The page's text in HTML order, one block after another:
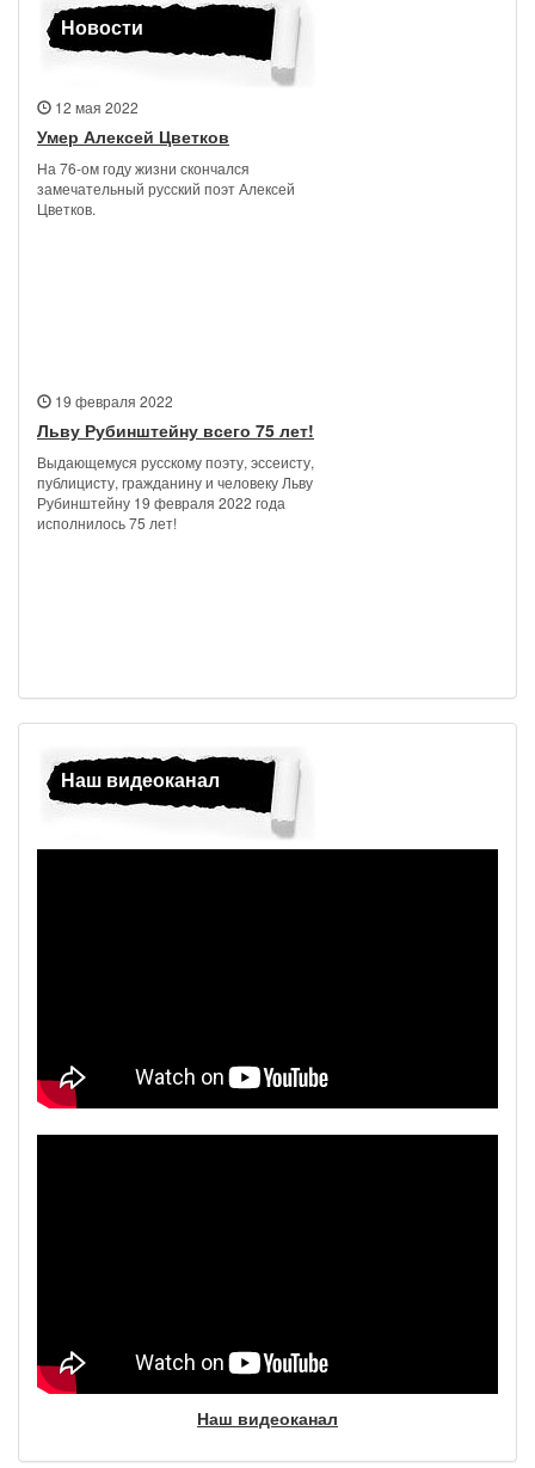
Новости
12 мая 2022
Умер Алексей Цветков
На 76-ом году жизни скончался
замечательный русский поэт Алексей
Цветков.
19 февраля 2022
Льву Рубинштейну всего 75 лет!
Выдающемуся русскому поэту, эссеисту,
публицисту, гражданину и человеку Льву
Рубинштейну 19 февраля 2022 года
исполнилось 75 лет!
Наш видеоканал
Наш видеоканал